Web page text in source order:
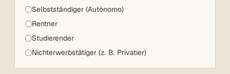
Selbstständiger (Autónomo)
Rentner
Studierender
Nichterwerbstätiger (z. B. Privatier)